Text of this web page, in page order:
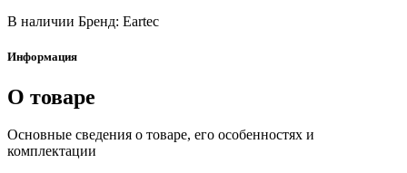
В наличии Бренд: Eartec
Информация
О товаре
Основные сведения о товаре, его особенностях и
комплектации